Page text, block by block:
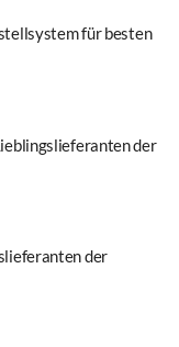
für besten
der
der